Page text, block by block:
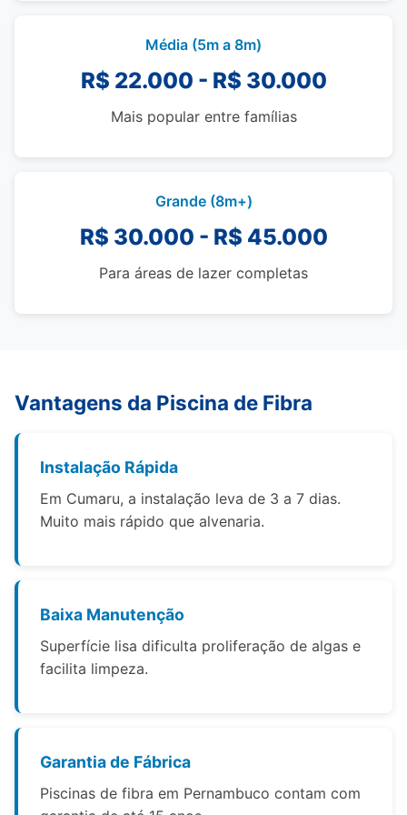
Média (5m a 8m)
R$ 22.000 - R$ 30.000
Mais popular entre famílias
Grande (8m+)
R$ 30.000 - R$ 45.000
Para áreas de lazer completas
Vantagens da Piscina de Fibra
Instalação Rápida
Em Cumaru, a instalação leva de 3 a 7 dias.
Muito mais rápido que alvenaria.
Baixa Manutenção
Superfície lisa dificulta proliferação de algas e
facilita limpeza.
Garantia de Fábrica
Piscinas de fibra em Pernambuco contam com